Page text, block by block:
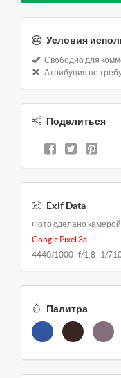
Условия
Свободно для
Атрибуция не
Поделиться
Exif Data
Фото сделано камерой
Google Pixel 3a
4440/1000 f/1.8 1/
Палитра